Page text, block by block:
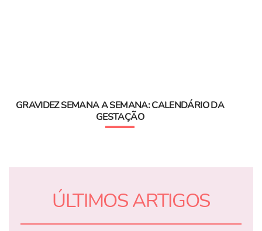
GRAVIDEZ SEMANA A SEMANA: CALENDÁRIO DA
GESTAÇÃO
ÚLTIMOS ARTIGOS